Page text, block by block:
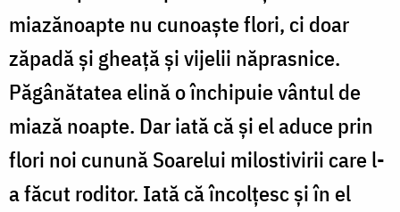
miazănoapte nu cunoaște flori, ci doar
zăpadă și gheață și vijelii năprasnice.
Păgânătatea elină o închipuie vântul de
miază noapte. Dar iată că și el aduce prin
flori noi cunună Soarelui milostivirii care l-
a făcut roditor. Iată că încolțesc și în el